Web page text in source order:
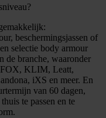
beschermingsjassen of
selectie body armour
de branche, waaronder
FOX, KLIM, Leatt,
iXS en meer. En
van 60 dagen,
te passen en te